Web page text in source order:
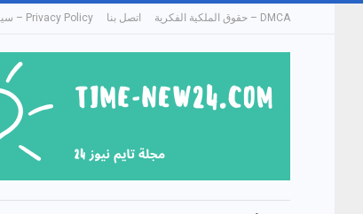
DMCA – حقوق الملكية الفكرية اتصل بنا Privacy Policy – سياسة الخصوصية